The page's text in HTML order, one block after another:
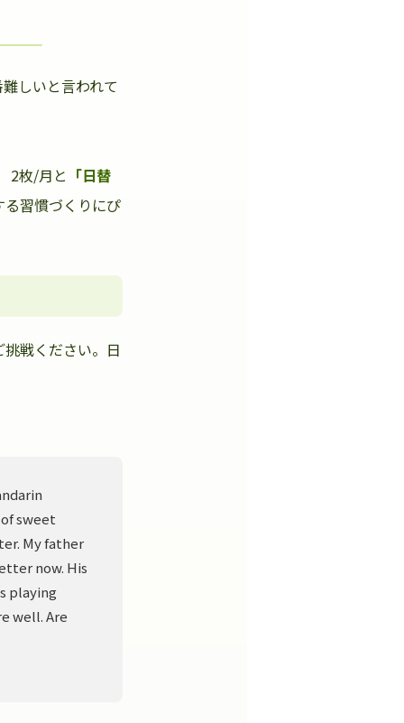
しいと言われて
2枚/月と 「日替
習慣づくりにぴ
戦ください。日
sweet
My father
now. His
playing
well. Are